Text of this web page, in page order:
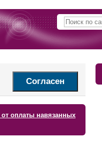
Согласен
от оплаты навязанных